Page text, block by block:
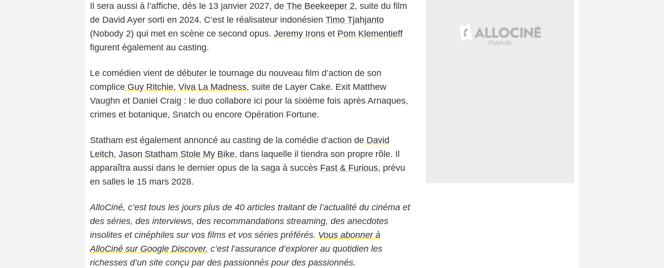
Il sera aussi à l’affiche, dès le 13 janvier 2027, de The Beekeeper 2, suite du film
de David Ayer sorti en 2024. C’est le réalisateur indonésien Timo Tjahjanto
(Nobody 2) qui met en scène ce second opus. Jeremy Irons et Pom Klementieff
figurent également au casting.
Le comédien vient de débuter le tournage du nouveau film d’action de son
complice Guy Ritchie, Viva La Madness, suite de Layer Cake. Exit Matthew
Vaughn et Daniel Craig : le duo collabore ici pour la sixième fois après Arnaques,
crimes et botanique, Snatch ou encore Opération Fortune.
Statham est également annoncé au casting de la comédie d’action de David
Leitch, Jason Statham Stole My Bike, dans laquelle il tiendra son propre rôle. Il
apparaîtra aussi dans le dernier opus de la saga à succès Fast & Furious, prévu
en salles le 15 mars 2028.
AlloCiné, c’est tous les jours plus de 40 articles traitant de l’actualité du cinéma et
des séries, des interviews, des recommandations streaming, des anecdotes
insolites et cinéphiles sur vos films et vos séries préférés. Vous abonner à
AlloCiné sur Google Discover, c’est l’assurance d’explorer au quotidien les
richesses d’un site conçu par des passionnés pour des passionnés.